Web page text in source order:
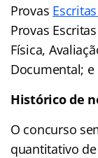
Provas Escritas
Provas
Física,
Documental; e
Histórico de
O concurso
quantitativo